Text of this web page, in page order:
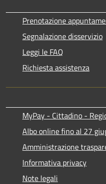
Prenotazione
Segnalazione disservizio
Leggi le FAQ
Richiesta assistenza
MyPay - Cittadino -
Albo online fino al 27
Amministrazione
Informativa privacy
Note legali